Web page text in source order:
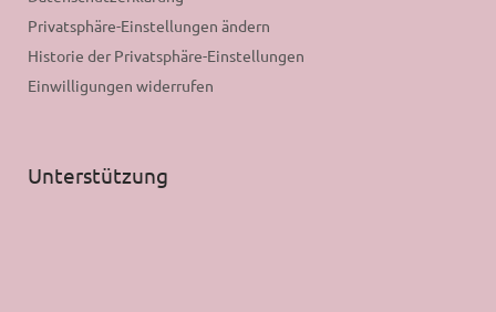
Privatsphäre-Einstellungen ändern
Historie der Privatsphäre-Einstellungen
Einwilligungen widerrufen
Unterstützung